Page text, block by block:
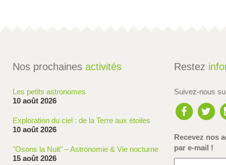
Nos prochaines activités
Les petits astronomes
10 août 2026
Exploration du ciel : de la Terre aux étoiles
10 août 2026
"Osons la Nuit" – Astronomie & Vie nocturne
15 août 2026
Restez
Suivez-nous
Recevez nos
par e-mail !